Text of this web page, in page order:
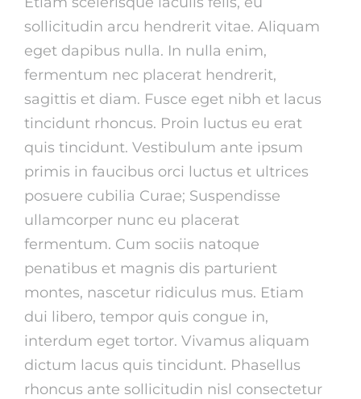
sollicitudin arcu hendrerit vitae. Aliquam
eget dapibus nulla. In nulla enim,
fermentum nec placerat hendrerit,
sagittis et diam. Fusce eget nibh et lacus
tincidunt rhoncus. Proin luctus eu erat
quis tincidunt. Vestibulum ante ipsum
primis in faucibus orci luctus et ultrices
posuere cubilia Curae; Suspendisse
ullamcorper nunc eu placerat
fermentum. Cum sociis natoque
penatibus et magnis dis parturient
montes, nascetur ridiculus mus. Etiam
dui libero, tempor quis congue in,
interdum eget tortor. Vivamus aliquam
dictum lacus quis tincidunt. Phasellus
rhoncus ante sollicitudin nisl consectetur